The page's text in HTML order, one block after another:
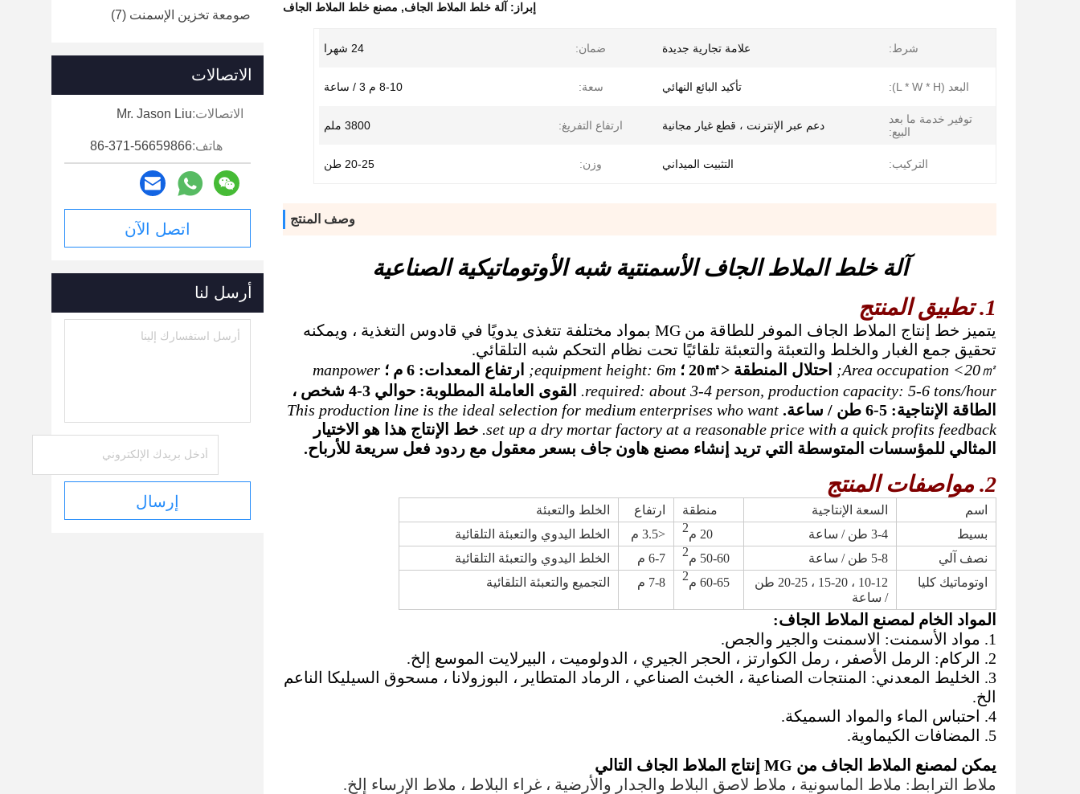
إبراز: آلة خلط الملاط الجاف, مصنع خلط الملاط الجاف
شرط: علامة تجارية جديدة ضمان: 24 شهرا
البعد (L * W * H): تأكيد البائع النهائي سعة: 8-10 م 3 / ساعة
توفير خدمة ما بعد
البيع:
دعم عبر الإنترنت ، قطع غيار مجانية ارتفاع التفريغ: 3800 ملم
التركيب: التثبيت الميداني وزن: 20-25 طن
وصف المنتج
آلة خلط الملاط الجاف الأسمنتية شبه الأوتوماتيكية الصناعية
1. تطبيق المنتج
يتميز خط إنتاج الملاط الجاف الموفر للطاقة من MG بمواد مختلفة تتغذى يدويًا في قادوس التغذية ، ويمكنه
تحقيق جمع الغبار والخلط والتعبئة والتعبئة تلقائيًا تحت نظام التحكم شبه التلقائي.
Area occupation <20㎡;
احتلال المنطقة <20㎡ ؛ equipment height: 6m; ارتفاع المعدات: 6 م ؛
manpower
required: about 3-4 person, production capacity: 5-6 tons/hour.
القوى العاملة المطلوبة: حوالي 3-4 شخص ،
الطاقة الإنتاجية: 5-6 طن / ساعة.
This production line is the ideal selection for medium enterprises who want
set up a dry mortar factory at a reasonable price with a quick profits feedback. خط الإنتاج هذا هو الاختيار
المثالي للمؤسسات المتوسطة التي تريد إنشاء مصنع هاون جاف بسعر معقول مع ردود فعل سريعة للأرباح.
2. مواصفات المنتج
اسم السعة الإنتاجية منطقة ارتفاع
الخلط والتعبئة
بسيط
3-4 طن / ساعة 20 م 2 <3.5 م
الخلط اليدوي والتعبئة التلقائية
نصف آلي
5-8 طن / ساعة 50-60 م 2 6-7 م
الخلط اليدوي والتعبئة التلقائية
اوتوماتيك كليا
10-12 ، 15-20 ، 20-25 طن
/ ساعة
60-65 م 2 7-8 م التجميع والتعبئة التلقائية
المواد الخام لمصنع الملاط الجاف:
1. مواد الأسمنت: الاسمنت والجير والجص.
2. الركام: الرمل الأصفر ، رمل الكوارتز ، الحجر الجيري ، الدولوميت ، البيرلايت الموسع إلخ.
3. الخليط المعدني: المنتجات الصناعية ، الخبث الصناعي ، الرماد المتطاير ، البوزولانا ، مسحوق السيليكا الناعم
الخ.
4. احتباس الماء والمواد السميكة.
5. المضافات الكيماوية.
يمكن لمصنع الملاط الجاف من MG إنتاج الملاط الجاف التالي
ملاط الترابط: ملاط ​​الماسونية ، ملاط ​​لاصق البلاط والجدار والأرضية ، غراء البلاط ، ملاط ​​الإرساء إلخ.
صومعة تخزين الإسمنت (7)
الاتصالات
الاتصالات:Mr. Jason Liu
هاتف:86-371-56659866
اتصل الآن
أرسل لنا
إرسال